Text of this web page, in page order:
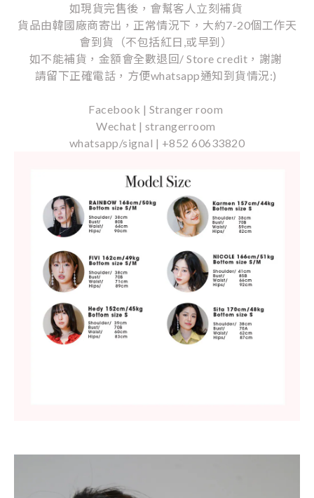
如現貨完售後，會幫客人立刻補貨
貨品由韓國廠商寄出，正常情況下，大約7-20個工作天
會到貨（不包括紅日,或早到）
如不能補貨，金額會全數退回/ Store credit，謝謝
請留下正確電話，方便whatsapp通知到貨情況:)
Facebook | Stranger room
Wechat | strangerroom
whatsapp/signal | +852 60633820